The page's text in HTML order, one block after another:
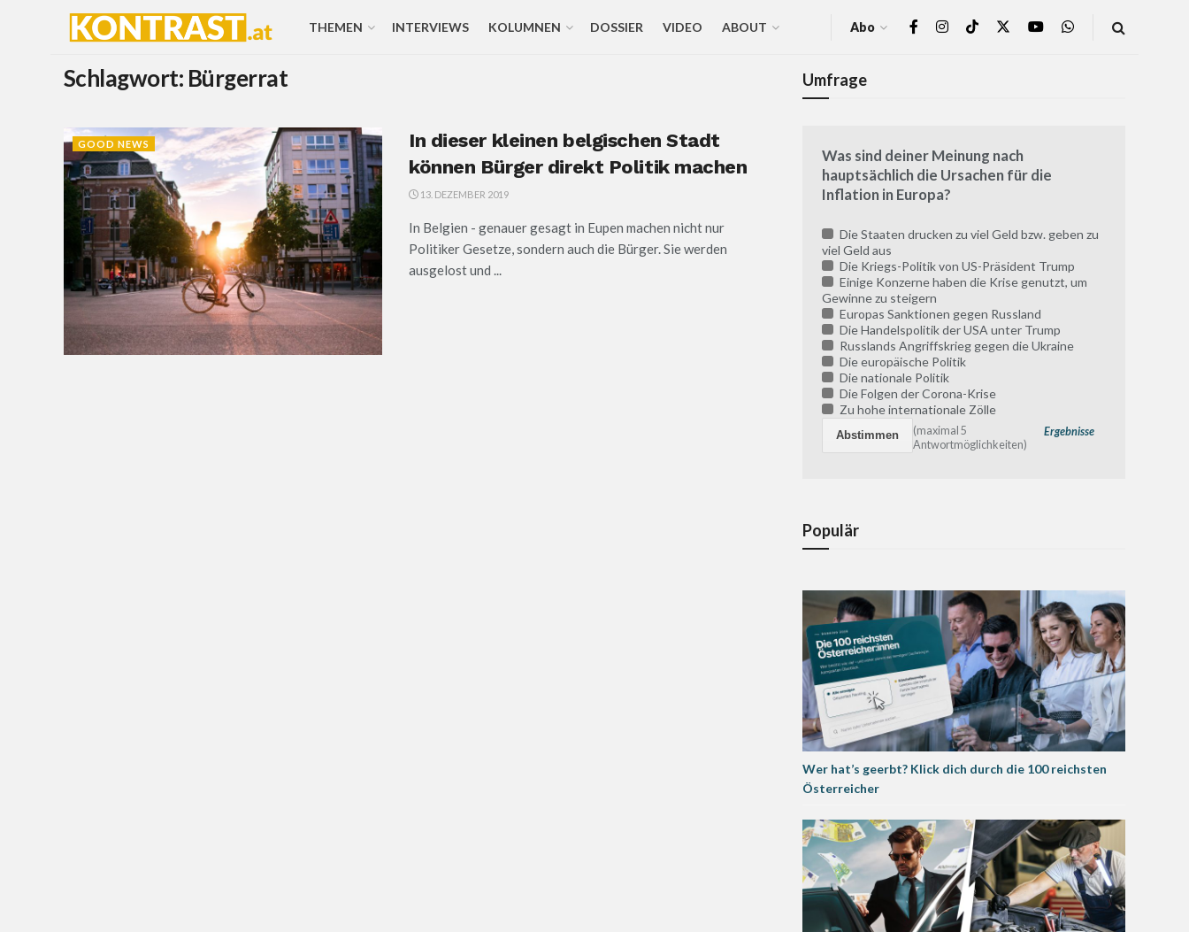
THEMEN INTERVIEWS KOLUMNEN DOSSIER VIDEO ABOUT Abo
Schlagwort: Bürgerrat
GOOD NEWS
In dieser kleinen belgischen Stadt
können Bürger direkt Politik machen
13. DEZEMBER 2019
In Belgien - genauer gesagt in Eupen machen nicht nur
Politiker Gesetze, sondern auch die Bürger. Sie werden
ausgelost und ...
Umfrage
Was sind deiner Meinung nach
hauptsächlich die Ursachen für die
Inflation in Europa?
Die Staaten drucken zu viel Geld bzw. geben zu
viel Geld aus
Die Kriegs-Politik von US-Präsident Trump
Einige Konzerne haben die Krise genutzt, um
Gewinne zu steigern
Europas Sanktionen gegen Russland
Die Handelspolitik der USA unter Trump
Russlands Angriffskrieg gegen die Ukraine
Die europäische Politik
Die nationale Politik
Die Folgen der Corona-Krise
Zu hohe internationale Zölle
Ergebnisse
(maximal 5
Antwortmöglichkeiten)
Populär
Wer hat’s geerbt? Klick dich durch die 100 reichsten
Österreicher